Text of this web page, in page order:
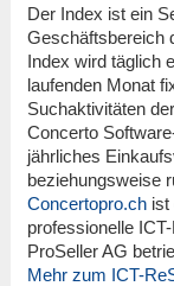
Der Index ist ein
Geschäftsbereich
Index wird täglich
laufenden Monat
Suchaktivitäten
Concerto
jährliches
beziehungsweise
Concertopro.chist
professionelle
ProSeller AG
Mehr zum ICT-